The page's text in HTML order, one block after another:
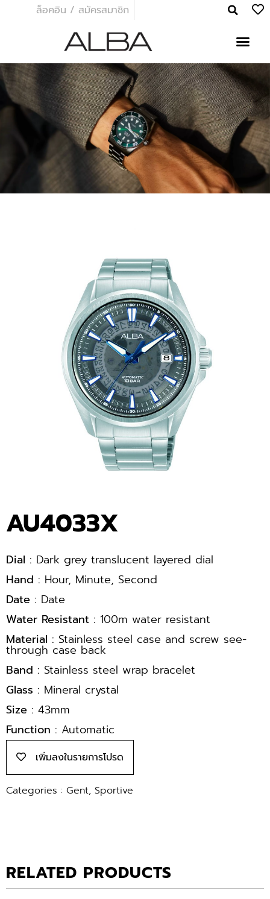
ล็อคอิน / สมัครสมาชิก
AU4033X
Dial : Dark grey translucent layered dial
Hand : Hour, Minute, Second
Date : Date
Water Resistant : 100m water resistant
Material : Stainless steel case and screw see-
through case back
Band : Stainless steel wrap bracelet
Glass : Mineral crystal
Size : 43mm
Function : Automatic
เพิ่มลงในรายการโปรด
Categories : Gent, Sportive
RELATED PRODUCTS